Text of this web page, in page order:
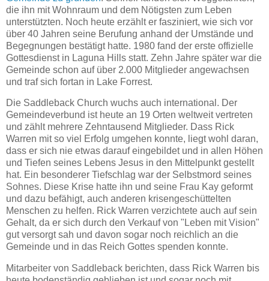
die ihn mit Wohnraum und dem Nötigsten zum Leben
unterstützten. Noch heute erzählt er fasziniert, wie sich vor
über 40 Jahren seine Berufung anhand der Umstände und
Begegnungen bestätigt hatte. 1980 fand der erste offizielle
Gottesdienst in Laguna Hills statt. Zehn Jahre später war die
Gemeinde schon auf über 2.000 Mitglieder angewachsen
und traf sich fortan in Lake Forrest.
Die Saddleback Church wuchs auch international. Der
Gemeindeverbund ist heute an 19 Orten weltweit vertreten
und zählt mehrere Zehntausend Mitglieder. Dass Rick
Warren mit so viel Erfolg umgehen konnte, liegt wohl daran,
dass er sich nie etwas darauf eingebildet und in allen Höhen
und Tiefen seines Lebens Jesus in den Mittelpunkt gestellt
hat. Ein besonderer Tiefschlag war der Selbstmord seines
Sohnes. Diese Krise hatte ihn und seine Frau Kay geformt
und dazu befähigt, auch anderen krisengeschüttelten
Menschen zu helfen. Rick Warren verzichtete auch auf sein
Gehalt, da er sich durch den Verkauf von "Leben mit Vision"
gut versorgt sah und davon sogar noch reichlich an die
Gemeinde und in das Reich Gottes spenden konnte.
Mitarbeiter von Saddleback berichten, dass Rick Warren bis